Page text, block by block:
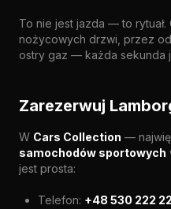
To nie jest jazda — to rytuał.
nożycowych drzwi, przez
ostry gaz — każda sekunda
Zarezerwuj
W Cars Collection —
samochodów sportowych
jest prosta:
Telefon: +48 530 222